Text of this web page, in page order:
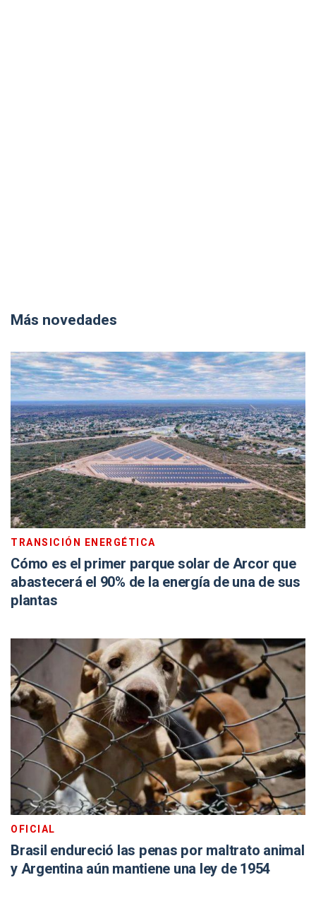
Más novedades
TRANSICIÓN ENERGÉTICA
Cómo es el primer parque solar de Arcor que
abastecerá el 90% de la energía de una de sus
plantas
OFICIAL
Brasil endureció las penas por maltrato animal
y Argentina aún mantiene una ley de 1954